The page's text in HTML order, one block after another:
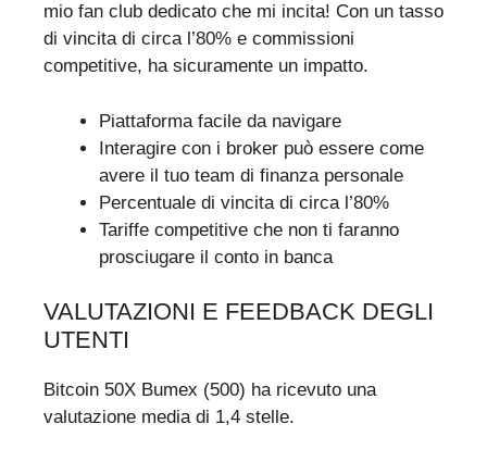
mio fan club dedicato che mi incita! Con un tasso
di vincita di circa l’80% e commissioni
competitive, ha sicuramente un impatto.
Piattaforma facile da navigare
Interagire con i broker può essere come
avere il tuo team di finanza personale
Percentuale di vincita di circa l’80%
Tariffe competitive che non ti faranno
prosciugare il conto in banca
VALUTAZIONI E FEEDBACK DEGLI
UTENTI
Bitcoin 50X Bumex (500) ha ricevuto una
valutazione media di 1,4 stelle.